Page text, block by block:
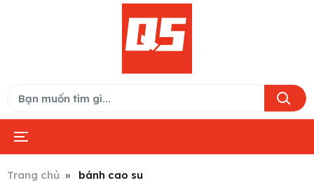
Trang chủ bánh cao su